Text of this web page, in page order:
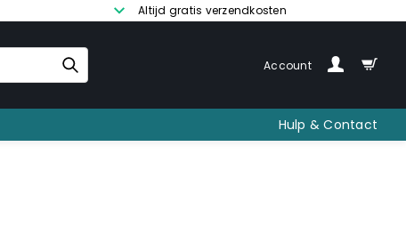
Altijd gratis verzendkosten
Account
Hulp & Contact